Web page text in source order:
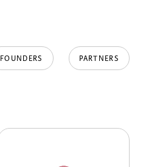
FOUNDERS PARTNERS